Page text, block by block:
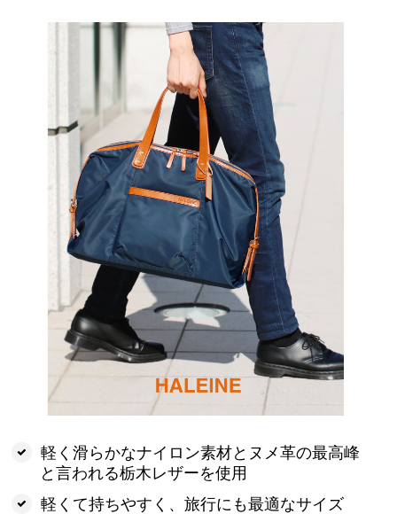
軽く滑らかなナイロン素材とヌメ革の最高峰
と言われる栃木レザーを使用
軽くて持ちやすく、旅行にも最適なサイズ